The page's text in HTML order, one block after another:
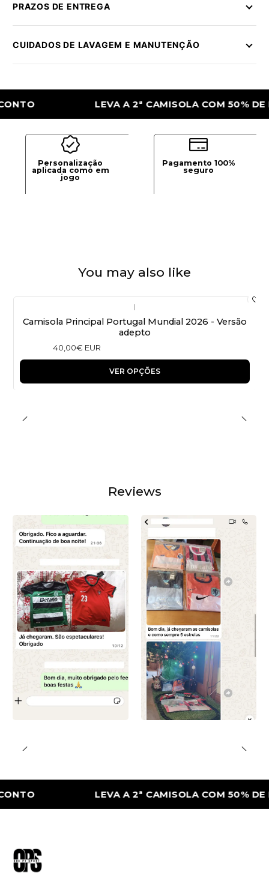
PRAZOS DE ENTREGA
CUIDADOS DE LAVAGEM E MANUTENÇÃO
LEVA A 2ª CAMISOLA COM 50% DE
Personalização
aplicada como em
jogo
Pagamento 100%
seguro
You may also like
|
Camisola Principal Portugal Mundial 2026 - Versão
adepto
40,00€ EUR
VER OPÇÕES
Reviews
LEVA A 2ª CAMISOLA COM 50% DE